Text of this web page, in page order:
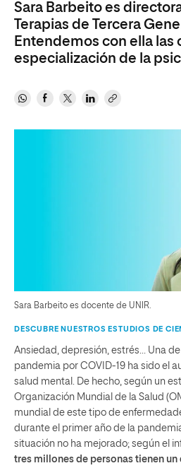
Sara Barbeito es
Terapias de Tercera
Entendemos con ella las
especialización de la
Sara Barbeito es docente de UNIR.
DESCUBRE NUESTROS ESTUDIOS DE
Ansiedad, depresión, estrés… Una
pandemia por COVID-19 ha sido el
salud mental. De hecho, según un
Organización Mundial de la Salud
mundial de este tipo de
durante el primer año de la
situación no ha mejorado; según el
tres millones de personas tienen